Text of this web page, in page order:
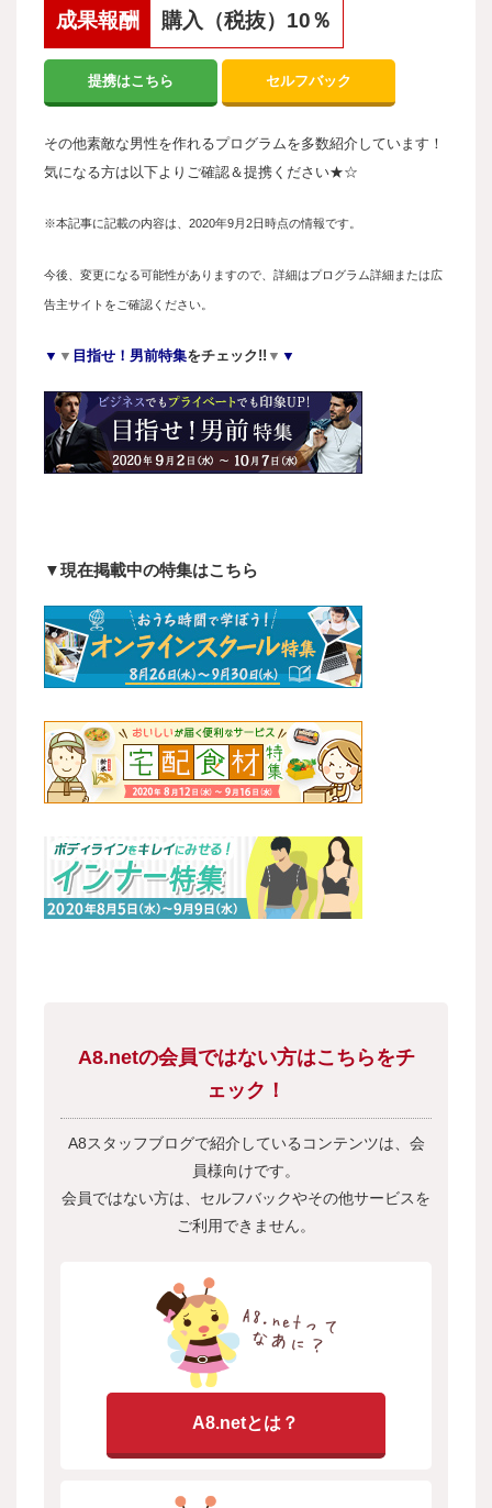
成果報酬 購入（税抜）10％
提携はこちら セルフバック
その他素敵な男性を作れるプログラムを多数紹介しています！
気になる方は以下よりご確認＆提携ください★☆
※本記事に記載の内容は、2020年9月2日時点の情報です。
今後、変更になる可能性がありますので、詳細はプログラム詳細または広
告主サイトをご確認ください。
▼ ▼ 目指せ！男前特集をチェック!! ▼ ▼
▼現在掲載中の特集はこちら
A8.netの会員ではない方はこちらをチ
ェック！
A8スタッフブログで紹介しているコンテンツは、会
員様向けです。
会員ではない方は、セルフバックやその他サービスを
ご利用できません。
A8.netとは？